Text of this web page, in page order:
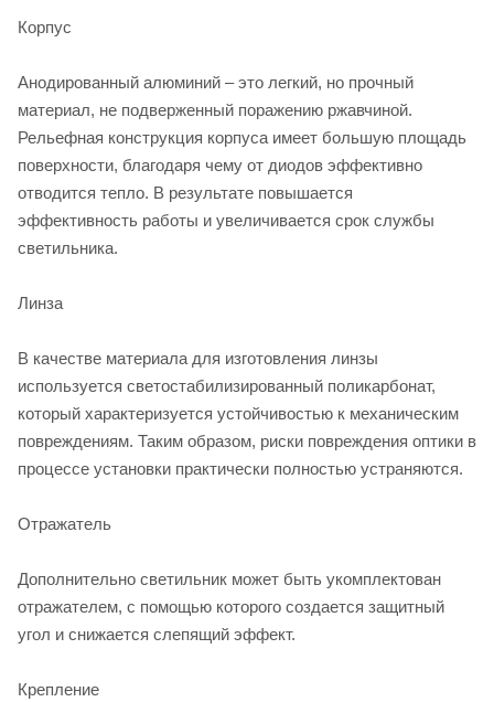
Корпус
Анодированный алюминий – это легкий, но прочный
материал, не подверженный поражению ржавчиной.
Рельефная конструкция корпуса имеет большую площадь
поверхности, благодаря чему от диодов эффективно
отводится тепло. В результате повышается
эффективность работы и увеличивается срок службы
светильника.
Линза
В качестве материала для изготовления линзы
используется светостабилизированный поликарбонат,
который характеризуется устойчивостью к механическим
повреждениям. Таким образом, риски повреждения оптики в
процессе установки практически полностью устраняются.
Отражатель
Дополнительно светильник может быть укомплектован
отражателем, с помощью которого создается защитный
угол и снижается слепящий эффект.
Крепление